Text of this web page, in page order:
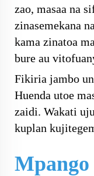
zao, masaa na
zinasemekana
kama zinatoa
bure au
Fikiria jambo
Huenda utoe
zaidi. Wakati
kuplan
Mpango